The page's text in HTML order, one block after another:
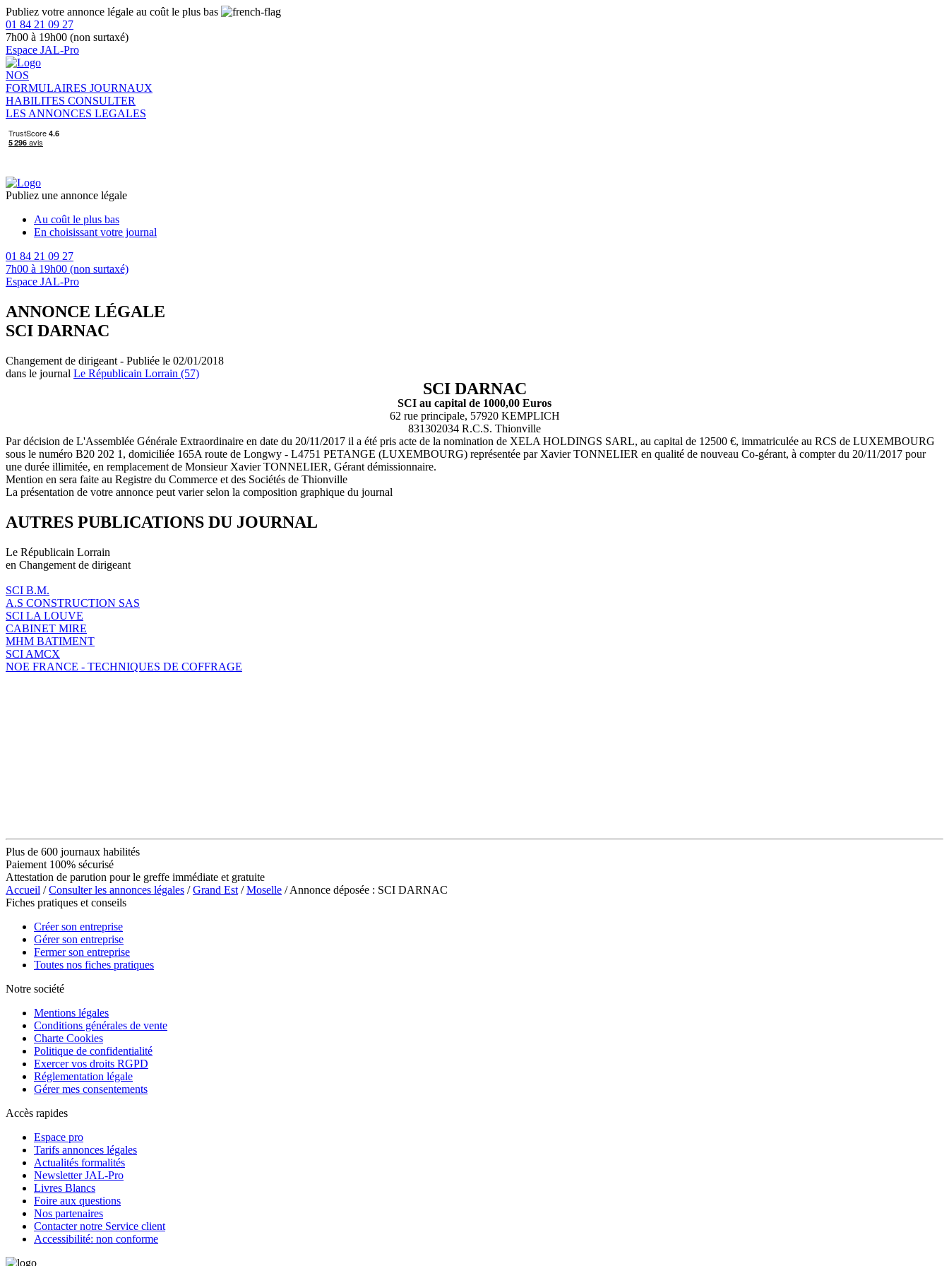
Publiez votre annonce légale au coût le plus bas
01 84 21 09 27
7h00 à 19h00 (non surtaxé)
Espace JAL-Pro
NOS
FORMULAIRES JOURNAUX
HABILITES CONSULTER
LES ANNONCES LEGALES
Publiez une annonce légale
Au coût le plus bas
En choisissant votre journal
01 84 21 09 27
7h00 à 19h00 (non surtaxé)
Espace JAL-Pro
ANNONCE LÉGALE
SCI DARNAC
Changement de dirigeant - Publiée le 02/01/2018
dans le journal Le Républicain Lorrain (57)
SCI DARNAC
SCI au capital de 1000,00 Euros
62 rue principale, 57920 KEMPLICH
831302034 R.C.S. Thionville
Par décision de L'Assemblée Générale Extraordinaire en date du 20/11/2017 il a été pris acte de la nomination de XELA HOLDINGS SARL, au capital de 12500 €, immatriculée au RCS de LUXEMBOURG
sous le numéro B20 202 1, domiciliée 165A route de Longwy - L4751 PETANGE (LUXEMBOURG) représentée par Xavier TONNELIER en qualité de nouveau Co-gérant, à compter du 20/11/2017 pour
une durée illimitée, en remplacement de Monsieur Xavier TONNELIER, Gérant démissionnaire.
Mention en sera faite au Registre du Commerce et des Sociétés de Thionville
La présentation de votre annonce peut varier selon la composition graphique du journal
AUTRES PUBLICATIONS DU JOURNAL
Le Républicain Lorrain
en Changement de dirigeant
SCI B.M.
A.S CONSTRUCTION SAS
SCI LA LOUVE
CABINET MIRE
MHM BATIMENT
SCI AMCX
NOE FRANCE - TECHNIQUES DE COFFRAGE
Plus de 600 journaux habilités
Paiement 100% sécurisé
Attestation de parution pour le greffe immédiate et gratuite
Accueil /Consulter les annonces légales /Grand Est /Moselle / Annonce déposée : SCI DARNAC
Fiches pratiques et conseils
Créer son entreprise
Gérer son entreprise
Fermer son entreprise
Toutes nos fiches pratiques
Notre société
Mentions légales
Conditions générales de vente
Charte Cookies
Politique de confidentialité
Exercer vos droits RGPD
Réglementation légale
Gérer mes consentements
Accès rapides
Espace pro
Tarifs annonces légales
Actualités formalités
Newsletter JAL-Pro
Livres Blancs
Foire aux questions
Nos partenaires
Contacter notre Service client
Accessibilité: non conforme